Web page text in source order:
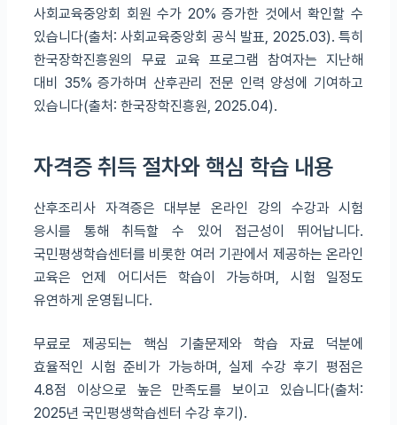
사회교육중앙회 회원 수가 20% 증가한 것에서 확인할 수
있습니다(출처: 사회교육중앙회 공식 발표, 2025.03). 특히
한국장학진흥원의 무료 교육 프로그램 참여자는 지난해
대비 35% 증가하며 산후관리 전문 인력 양성에 기여하고
있습니다(출처: 한국장학진흥원, 2025.04).
자격증 취득 절차와 핵심 학습 내용
산후조리사 자격증은 대부분 온라인 강의 수강과 시험
응시를 통해 취득할 수 있어 접근성이 뛰어납니다.
국민평생학습센터를 비롯한 여러 기관에서 제공하는 온라인
교육은 언제 어디서든 학습이 가능하며, 시험 일정도
유연하게 운영됩니다.
무료로 제공되는 핵심 기출문제와 학습 자료 덕분에
효율적인 시험 준비가 가능하며, 실제 수강 후기 평점은
4.8점 이상으로 높은 만족도를 보이고 있습니다(출처:
2025년 국민평생학습센터 수강 후기).